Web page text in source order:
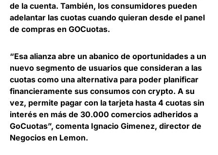
de la cuenta. También, los consumidores pueden
adelantar las cuotas cuando quieran desde el panel
de compras en GOCuotas.
“Esa alianza abre un abanico de oportunidades a un
nuevo segmento de usuarios que consideran a las
cuotas como una alternativa para poder planificar
financieramente sus consumos con crypto. A su
vez, permite pagar con la tarjeta hasta 4 cuotas sin
interés en más de 30.000 comercios adheridos a
GoCuotas”, comenta Ignacio Gimenez, director de
Negocios en Lemon.